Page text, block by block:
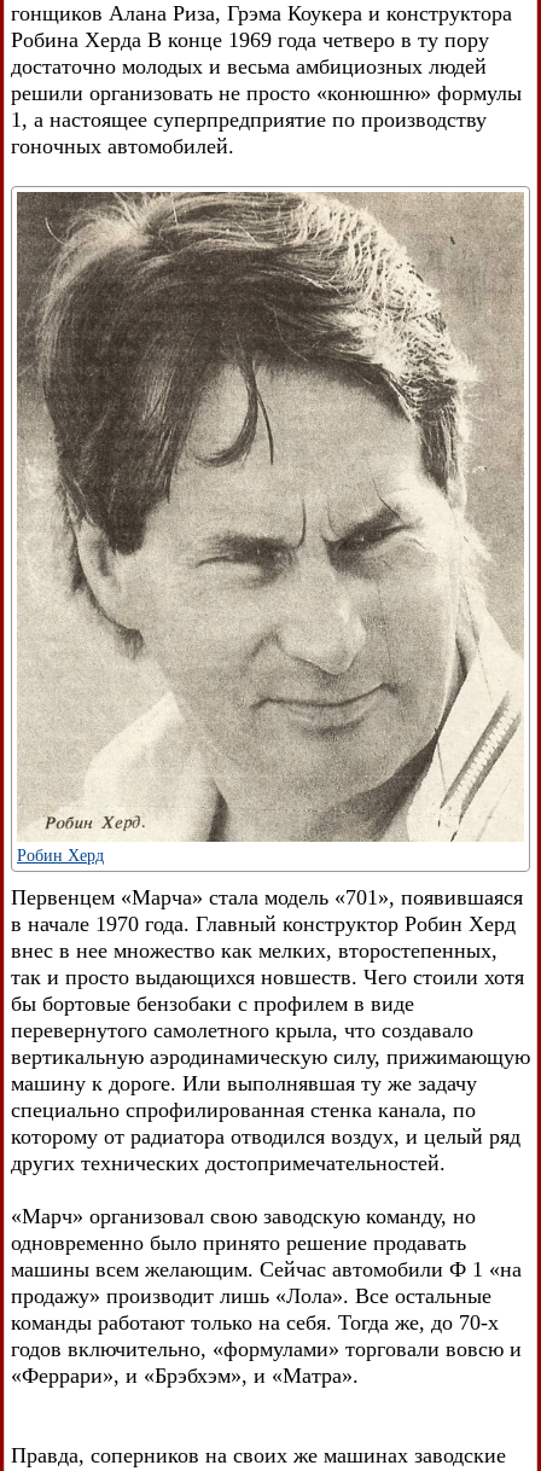
гонщиков Алана Риза, Грэма Коукера и конструктора
Робина Херда В конце 1969 года четверо в ту пору
достаточно молодых и весьма амбициозных людей
решили организовать не просто «конюшню» формулы
1, а настоящее суперпредприятие по производству
гоночных автомобилей.
Робин Херд
Первенцем «Марча» стала модель «701», появившаяся
в начале 1970 года. Главный конструктор Робин Херд
внес в нее множество как мелких, второстепенных,
так и просто выдающихся новшеств. Чего стоили хотя
бы бортовые бензобаки с профилем в виде
перевернутого самолетного крыла, что создавало
вертикальную аэродинамическую силу, прижимающую
машину к дороге. Или выполнявшая ту же задачу
специально спрофилированная стенка канала, по
которому от радиатора отводился воздух, и целый ряд
других технических достопримечательностей.
«Марч» организовал свою заводскую команду, но
одновременно было принято решение продавать
машины всем желающим. Сейчас автомобили Ф 1 «на
продажу» производит лишь «Лола». Все остальные
команды работают только на себя. Тогда же, до 70-х
годов включительно, «формулами» торговали вовсю и
«Феррари», и «Брэбхэм», и «Матра».
Правда, соперников на своих же машинах заводские